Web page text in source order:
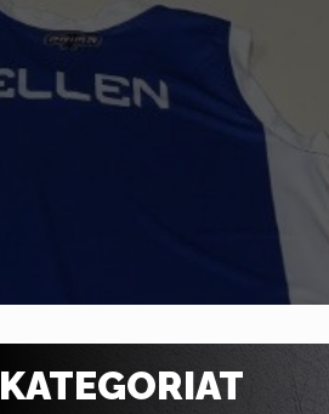
KATEGORIAT